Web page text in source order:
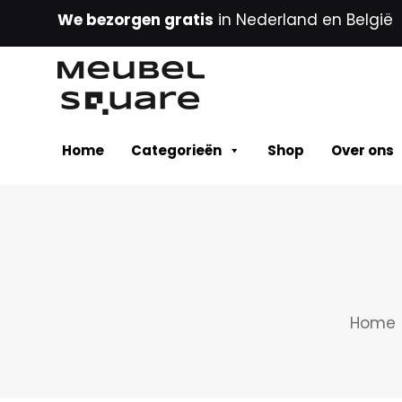
We bezorgen gratis in Nederland en België
Home Categorieën Shop Over ons
Home